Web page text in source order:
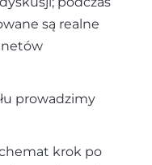
są realne
prowadzimy
krok po